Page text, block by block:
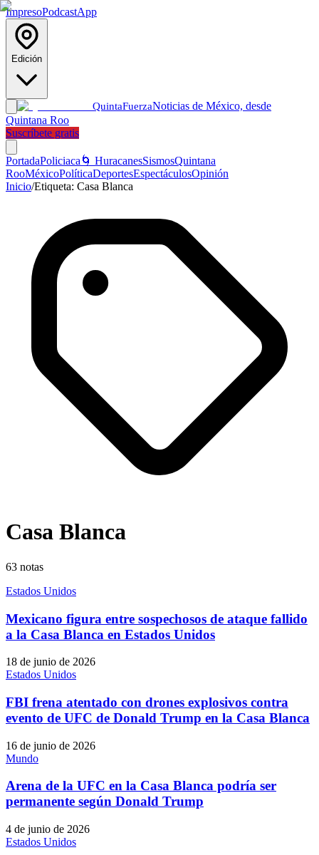
ImpresoPodcastApp
Edición
QuintaFuerzaNoticias de México, desde
Quintana Roo
Suscríbete gratis
PortadaPoliciaca 🌀 HuracanesSismosQuintana
RooMéxicoPolíticaDeportesEspectáculosOpinión
Inicio/Etiqueta: Casa Blanca
Casa Blanca
63 notas
Estados Unidos
Mexicano figura entre sospechosos de ataque fallido
a la Casa Blanca en Estados Unidos
18 de junio de 2026
Estados Unidos
FBI frena atentado con drones explosivos contra
evento de UFC de Donald Trump en la Casa Blanca
16 de junio de 2026
Mundo
Arena de la UFC en la Casa Blanca podría ser
permanente según Donald Trump
4 de junio de 2026
Estados Unidos